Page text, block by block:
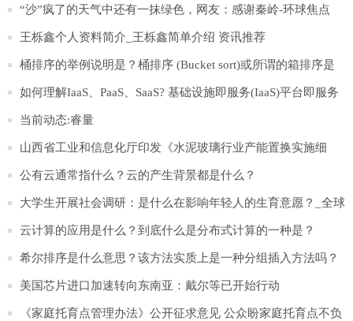
“沙”疯了的天气中还有一抹绿色，网友：感谢秦岭-环球焦点
王栎鑫个人资料简介_王栎鑫简单介绍 资讯推荐
桶排序的举例说明是？桶排序 (Bucket sort)或所谓的箱排序是
什么？
如何理解IaaS、PaaS、SaaS? 基础设施即服务(IaaS)平台即服务
(PaaS)吗？
当前动态:睿量
山西省工业和信息化厅印发《水泥玻璃行业产能置换实施细
则》
公有云通常指什么？云的产生背景都是什么？
大学生开展社会调研：是什么在影响年轻人的生育意愿？_全球
速递
云计算的应用是什么？到底什么是分布式计算的一种是？
希尔排序是什么意思？该方法实质上是一种分组插入方法吗？
美国芯片进口加速转向东南亚：戴尔等已开始行动
《家庭托育点管理办法》公开征求意见 公众盼家庭托育点不负